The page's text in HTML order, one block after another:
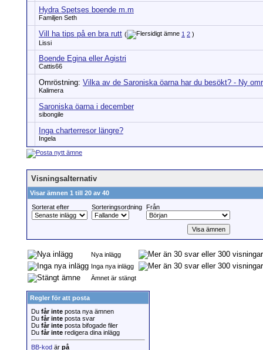
Hydra Spetses boende m.m
Familjen Seth
Vill ha tips på en bra rutt ( 1 2 )
Lissi
Boende Egina eller Agistri
Cattis66
Omröstning: Vilka av de Saroniska öarna har du besökt? - Ny
Kalimera
Saroniska öarna i december
sibongile
Inga charterresor längre?
Ingela
Visningsalternativ
Visar ämnen 1 till 20 av 40
Sorterat efter
Sorteringsordning Från
Nya inlägg
Inga nya inlägg
Ämnet är stängt
Regler för att posta
Du får inte posta nya ämnen
Du får inte posta svar
Du får inte posta bifogade filer
Du får inte redigera dina inlägg
BB-kod är på